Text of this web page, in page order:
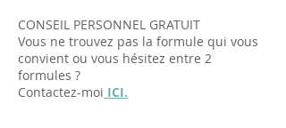
CONSEIL PERSONNEL GRATUIT
Vous ne trouvez pas la formule qui vous
convient ou vous hésitez entre 2
formules ?
Contactez-moi ICI.